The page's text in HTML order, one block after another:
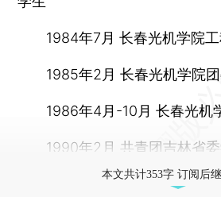
1984年7月 长春光机学院工
1985年2月 长春光机学院团
1986年4月-10月 长春光机
1990年2月 共青团吉林省委
本文共计353字 订阅后